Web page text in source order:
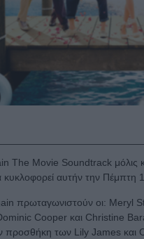
The Movie Soundtrack
αυτήν την Πέμπτη
πρωταγωνιστούν οι:
Cooper και Christine
προσθήκη των Lily James